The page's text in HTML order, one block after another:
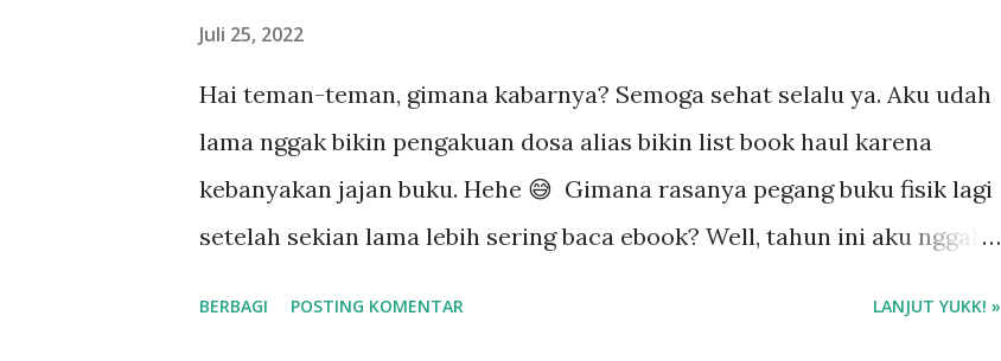
Juli 25, 2022
Hai teman-teman, gimana kabarnya? Semoga sehat selalu ya. Aku udah
lama nggak bikin pengakuan dosa alias bikin list book haul karena
kebanyakan jajan buku. Hehe 😅 Gimana rasanya pegang buku fisik lagi
setelah sekian lama lebih sering baca ebook? Well, tahun ini aku nggak
BERBAGI POSTING KOMENTAR LANJUT YUKK! »